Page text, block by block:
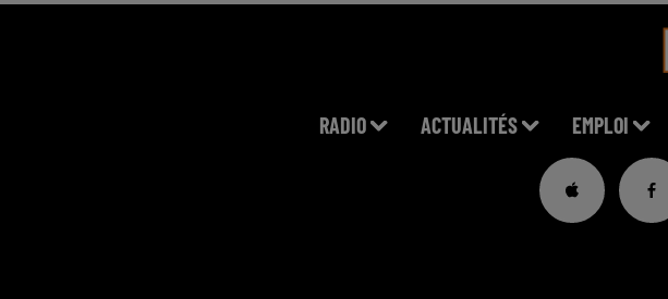
RADIO ACTUALITÉS EMPLOI